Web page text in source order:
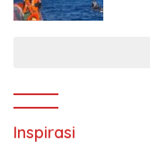
Inspirasi